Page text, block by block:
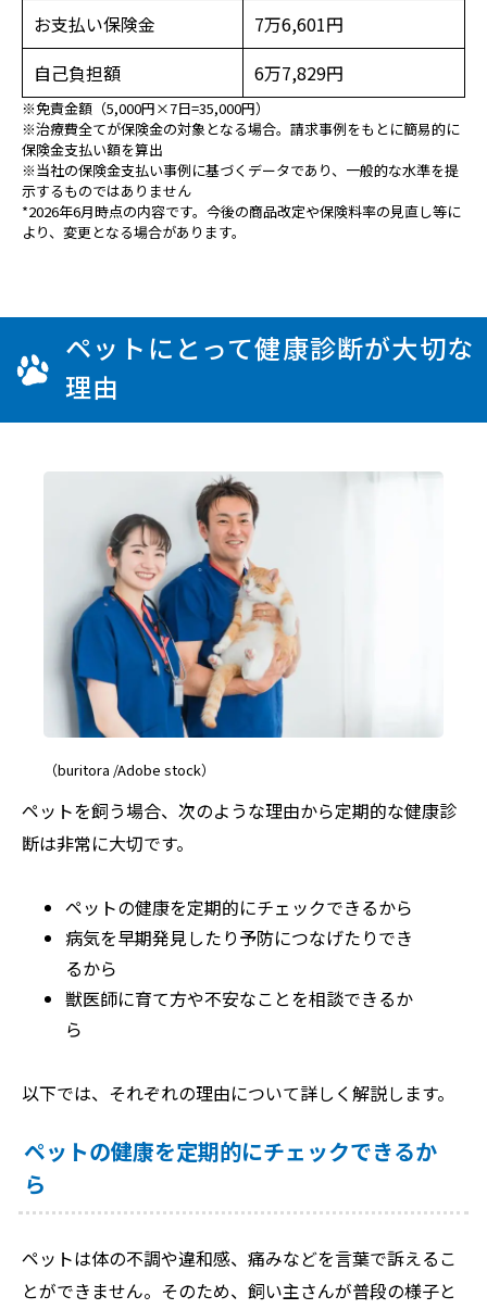
お支払い保険金
7万6,601円
自己負担額
6万7,829円
※免責金額（5,000円×7日=35,000円）
※治療費全てが保険金の対象となる場合。請求事例をもとに簡易的に
保険金支払い額を算出
※当社の保険金支払い事例に基づくデータであり、一般的な水準を提
示するものではありません
*2026年6月時点の内容です。今後の商品改定や保険料率の見直し等に
より、変更となる場合があります。
ペットにとって健康診断が大切な
理由
（buritora /Adobe stock）
ペットを飼う場合、次のような理由から定期的な健康診
断は非常に大切です。
ペットの健康を定期的にチェックできるから
病気を早期発見したり予防につなげたりでき
るから
獣医師に育て方や不安なことを相談できるか
ら
以下では、それぞれの理由について詳しく解説します。
ペットの健康を定期的にチェックできるか
ら
ペットは体の不調や違和感、痛みなどを言葉で訴えるこ
とができません。そのため、飼い主さんが普段の様子と